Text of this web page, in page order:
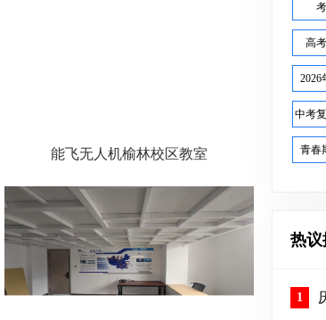
能飞无人机榆林校区教室
高
2026
中考
青春
热议
1